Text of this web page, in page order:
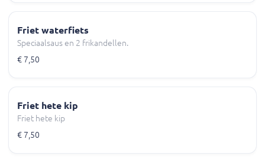
Friet waterfiets
Speciaalsaus en 2 frikandellen.
€ 7,50
Friet hete kip
Friet hete kip
€ 7,50